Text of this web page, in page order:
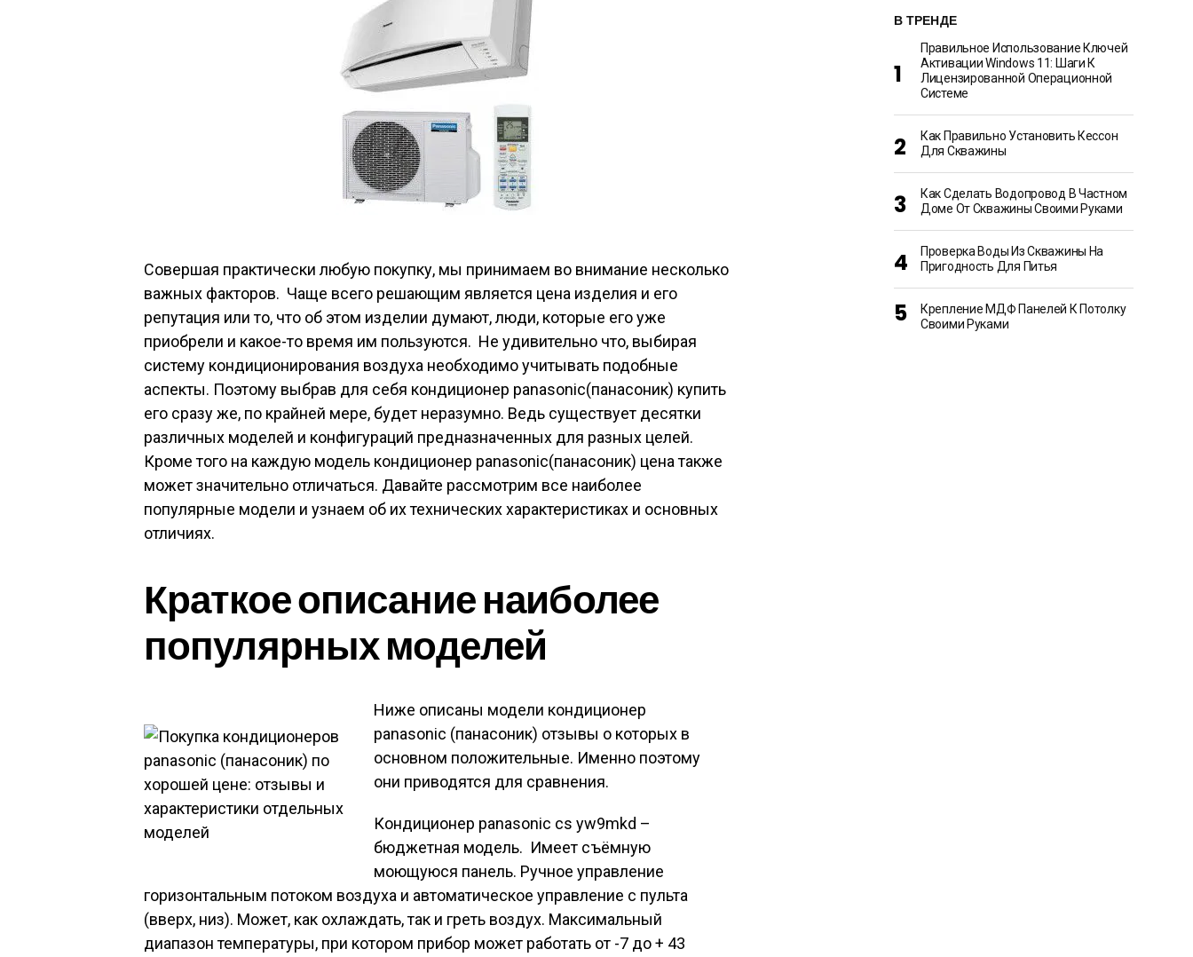
Совершая практически любую покупку, мы принимаем во внимание несколько
важных факторов. Чаще всего решающим является цена изделия и его
репутация или то, что об этом изделии думают, люди, которые его уже
приобрели и какое-то время им пользуются. Не удивительно что, выбирая
систему кондиционирования воздуха необходимо учитывать подобные
аспекты. Поэтому выбрав для себя кондиционер panasonic(панасоник) купить
его сразу же, по крайней мере, будет неразумно. Ведь существует десятки
различных моделей и конфигураций предназначенных для разных целей.
Кроме того на каждую модель кондиционер panasonic(панасоник) цена также
может значительно отличаться. Давайте рассмотрим все наиболее
популярные модели и узнаем об их технических характеристиках и основных
отличиях.
Краткое описание наиболее
популярных моделей
Ниже описаны модели кондиционер
panasonic (панасоник) отзывы о которых в
основном положительные. Именно поэтому
они приводятся для сравнения.
Кондиционер panasonic cs yw9mkd –
бюджетная модель. Имеет съёмную
моющуюся панель. Ручное управление
горизонтальным потоком воздуха и автоматическое управление с пульта
(вверх, низ). Может, как охлаждать, так и греть воздух. Максимальный
диапазон температуры, при котором прибор может работать от -7 до + 43
В ТРЕНДЕ
Правильное Использование Ключей
Активации Windows 11: Шаги К
Лицензированной Операционной
Системе
Как Правильно Установить Кессон
Для Скважины
Как Сделать Водопровод В Частном
Доме От Скважины Своими Руками
Проверка Воды Из Скважины На
Пригодность Для Питья
Крепление МДФ Панелей К Потолку
Своими Руками